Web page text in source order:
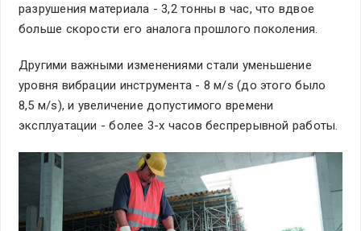
разрушения материала - 3,2 тонны в час, что вдвое
больше скорости его аналога прошлого поколения.
Другими важными изменениями стали уменьшение
уровня вибрации инструмента - 8 м/s (до этого было
8,5 м/s), и увеличение допустимого времени
эксплуатации - более 3-х часов беспрерывной работы.